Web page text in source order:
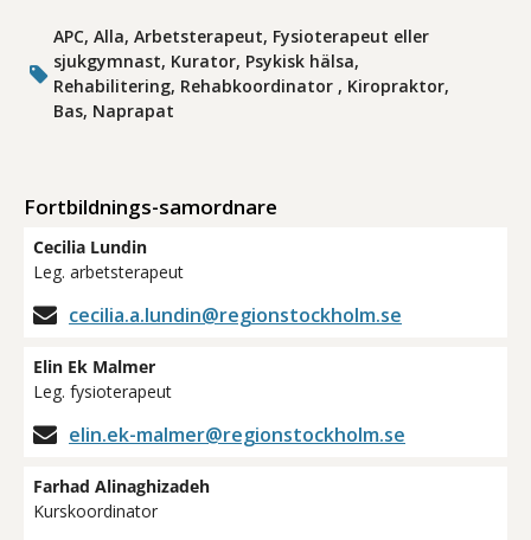
APC, Alla, Arbetsterapeut, Fysioterapeut eller
sjukgymnast, Kurator, Psykisk hälsa,
Rehabilitering, Rehabkoordinator , Kiropraktor,
Bas, Naprapat
Fortbildnings-samordnare
Cecilia Lundin
Leg. arbetsterapeut
cecilia.a.lundin@regionstockholm.se
Elin Ek Malmer
Leg. fysioterapeut
elin.ek-malmer@regionstockholm.se
Farhad Alinaghizadeh
Kurskoordinator